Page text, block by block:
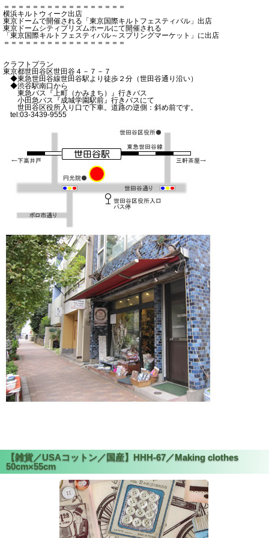
＝＝＝＝＝＝＝＝＝＝＝＝＝＝＝＝＝
横浜キルトウィーク出店
東京ドームで開催される「東京国際キルトフェスティバル」出店
東京ドームシティプリズムホールにて開催される
「東京国際キルトフェスティバル～スプリングマーケット」に出店
＝＝＝＝＝＝＝＝＝＝＝＝＝＝＝＝＝
クラフトプラン
東京都世田谷区世田谷４－７－７
◆東急世田谷線世田谷駅より徒歩２分（世田谷通り沿い）
◆渋谷駅南口から
東急バス『上町（かみまち）』行きバス
小田急バス『成城学園駅前』行きバスにて
世田谷区役所入り口で下車。道路の逆側：斜め前です。
tel:03-3439-9555